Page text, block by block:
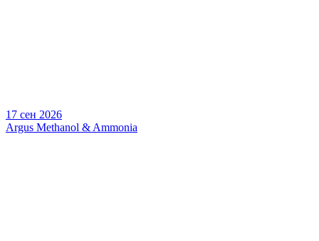
17 сен 2026
Argus Methanol & Ammonia